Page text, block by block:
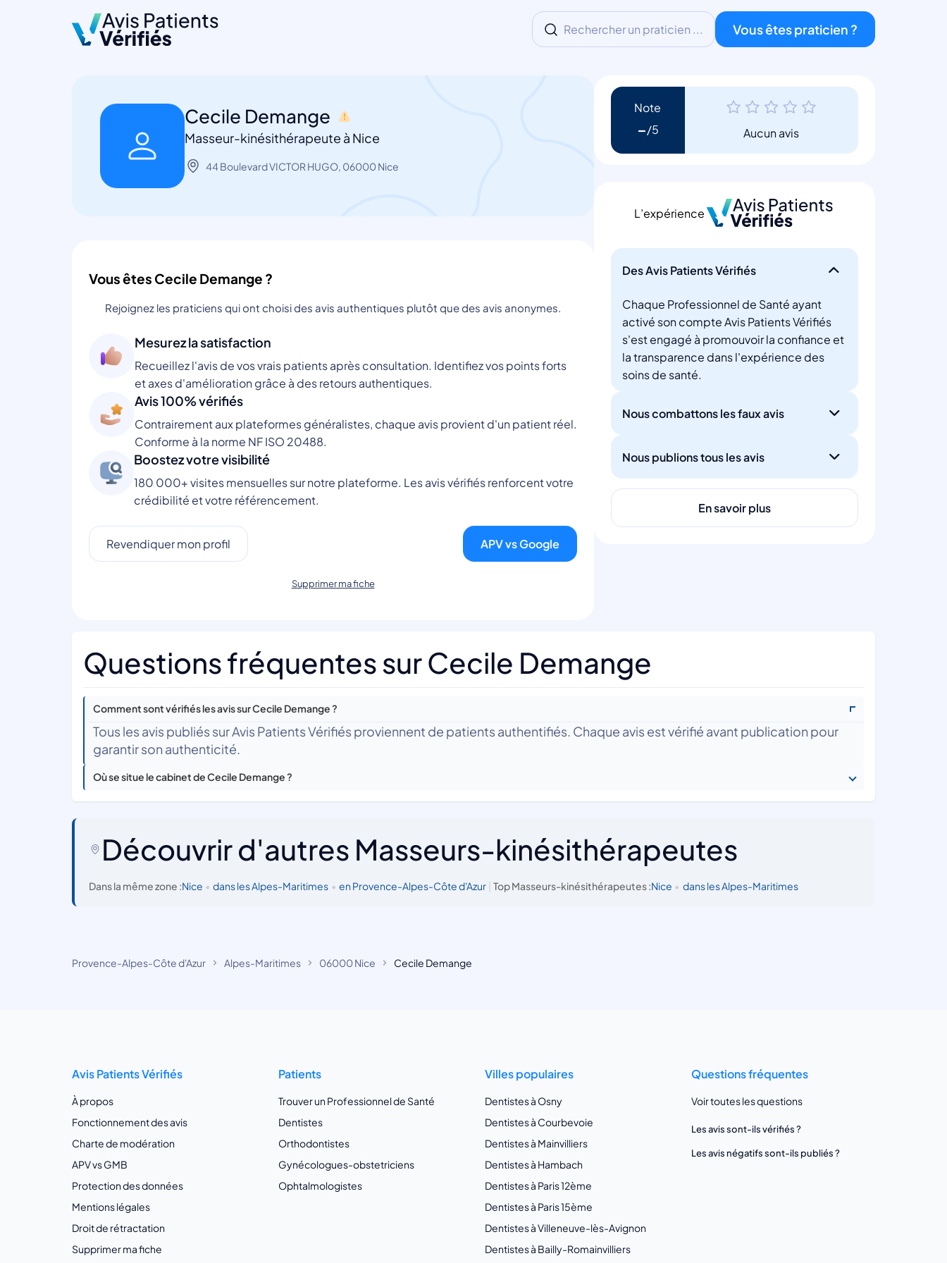
Rechercher un praticien ... Vous êtes praticien ?
Cecile Demange
Masseur-kinésithérapeute à Nice
44 Boulevard VICTOR HUGO, 06000 Nice
Vous êtes Cecile Demange ?
Rejoignez les praticiens qui ont choisi des avis authentiques plutôt que des avis anonymes.
Mesurez la satisfaction
Recueillez l'avis de vos vrais patients après consultation. Identifiez vos points forts
et axes d'amélioration grâce à des retours authentiques.
Avis 100% vérifiés
Contrairement aux plateformes généralistes, chaque avis provient d'un patient réel.
Conforme à la norme NF ISO 20488.
Boostez votre visibilité
180 000+ visites mensuelles sur notre plateforme. Les avis vérifiés renforcent votre
crédibilité et votre référencement.
Revendiquer mon profil APV vs Google
Supprimer ma fiche
Note
- Aucun avis
L’expérience
Des Avis Patients Vérifiés
Chaque Professionnel de Santé ayant
activé son compte Avis Patients Vérifiés
s'est engagé à promouvoir la confiance et
la transparence dans l'expérience des
soins de santé.
Nous combattons les faux avis
Nous publions tous les avis
En savoir plus
Questions fréquentes sur Cecile Demange
Comment sont vérifiés les avis sur Cecile Demange ?
Tous les avis publiés sur Avis Patients Vérifiés proviennent de patients authentifiés. Chaque avis est vérifié avant publication pour
garantir son authenticité.
Où se situe le cabinet de Cecile Demange ?
Découvrir d'autres Masseurs-kinésithérapeutes
Dans la même zone :Nice • dans les Alpes-Maritimes • en Provence-Alpes-Côte d'Azur | Top Masseurs-kinésithérapeutes :Nice • dans les Alpes-Maritimes
Provence-Alpes-Côte d'Azur Alpes-Maritimes 06000 Nice Cecile Demange
Avis Patients Vérifiés
À propos
Fonctionnement des avis
Charte de modération
APV vs GMB
Protection des données
Mentions légales
Droit de rétractation
Supprimer ma fiche
Patients
Trouver un Professionnel de Santé
Dentistes
Orthodontistes
Gynécologues-obstetriciens
Ophtalmologistes
Villes populaires
Dentistes à Osny
Dentistes à Courbevoie
Dentistes à Mainvilliers
Dentistes à Hambach
Dentistes à Paris 12ème
Dentistes à Paris 15ème
Dentistes à Villeneuve-lès-Avignon
Dentistes à Bailly-Romainvilliers
Questions fréquentes
Voir toutes les questions
Les avis sont-ils vérifiés ?
Les avis négatifs sont-ils publiés ?